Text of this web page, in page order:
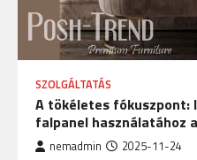
SZOLGÁLTATÁS
A tökéletes fókuszpont:
falpanel használatához
nemadmin 2025-11-24